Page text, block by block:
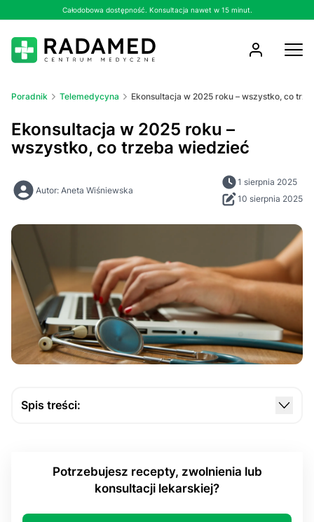
Całodobowa dostępność. Konsultacja nawet w 15 minut.
Poradnik Telemedycyna Ekonsultacja w 2025 roku – wszystko, co
Ekonsultacja w 2025 roku –
wszystko, co trzeba wiedzieć
Autor: Aneta Wiśniewska
1 sierpnia 2025
10 sierpnia 2025
Spis treści:
Ekonsultacja. Co można, a czego nie można przez
Kto może skorzystać z ekonsultacji i jakie są
Potrzebujesz recepty, zwolnienia lub
konsultacji lekarskiej?